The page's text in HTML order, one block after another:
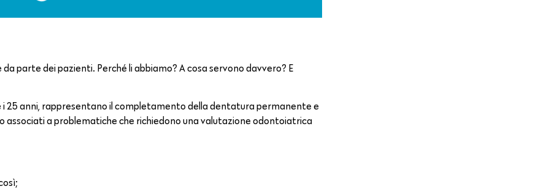
parte dei pazienti. Perché li abbiamo? A cosa servono davvero? E
i 25 anni, rappresentano il completamento della dentatura permanente e
associati a problematiche che richiedono una valutazione odontoiatrica